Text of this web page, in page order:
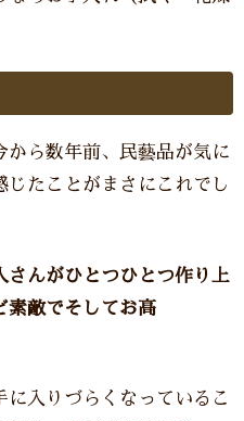
ら数年前、民藝品が気に
たことがまさにこれでし
さんがひとつひとつ作り上
素敵でそしてお高
入りづらくなっているこ